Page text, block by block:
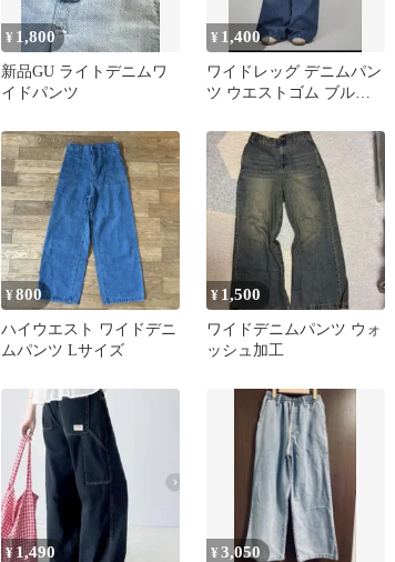
¥ 1,800
新品GU ライトデニムワ
イドパンツ
¥ 1,400
ワイドレッグ デニムパン
ツ ウエストゴム ブルー
¥800
ハイウエスト ワイドデニ
ムパンツ Lサイズ
¥ 1,500
ワイドデニムパンツ ウォ
ッシュ加工
¥1,490 ¥3,050